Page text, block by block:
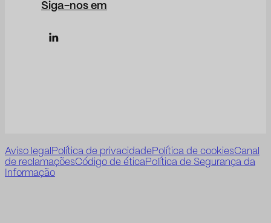
Siga-nos em
Aviso legal Política de privacidadePolítica de cookiesCanal
de reclamaçõesCódigo de éticaPolítica de Segurança da
Informação